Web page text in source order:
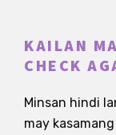
KAILAN
CHECK
Minsan hindi
may